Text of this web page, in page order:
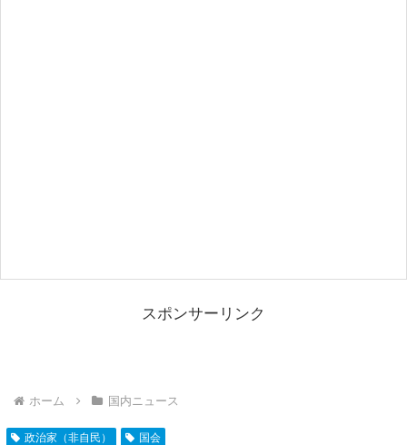
スポンサーリンク
ホーム 国内ニュース
政治家（非自民） 国会